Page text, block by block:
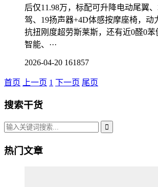
后仅11.98万，标配可升降电动尾翼
驾、19扬声器+4D体感按摩座椅，动
抗扭刚度超劳斯莱斯，还有近0醛0苯
智能、···
2026-04-20 161857
首页 上一页 1 下一页 尾页
搜索干货
热门文章